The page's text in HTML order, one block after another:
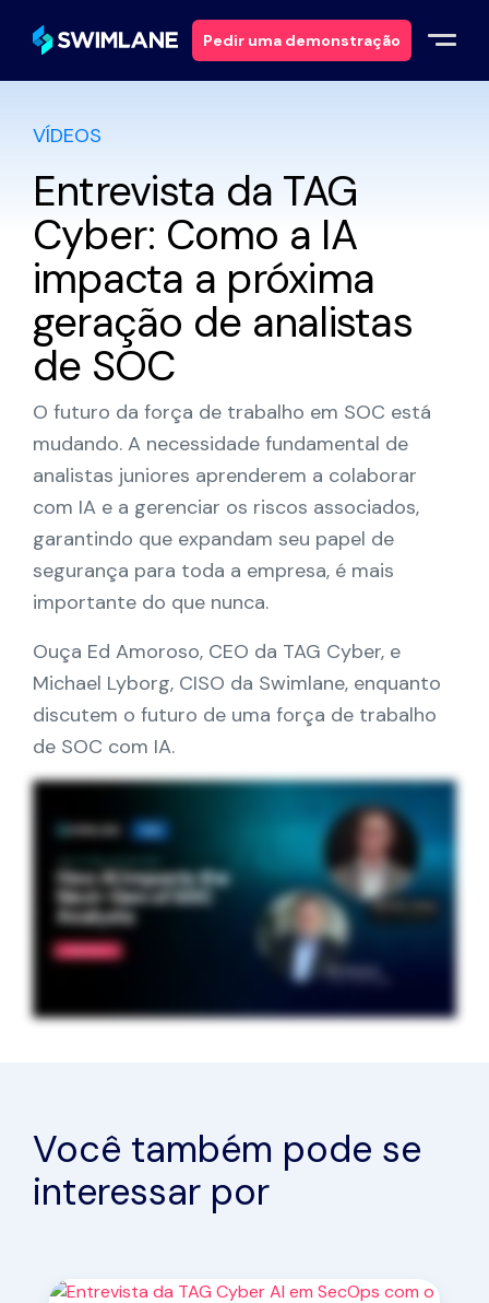
Pedir uma demonstração
Porquê a Swimlane
Soluções
Produtos
Serviços
Recursos
Sobre
Parceiros
Contacto
Apoio
Português
Pedir uma demonstração
VÍDEOS
Entrevista da TAG
Cyber: Como a IA
impacta a próxima
geração de analistas
de SOC
O futuro da força de trabalho em SOC está
mudando. A necessidade fundamental de
analistas juniores aprenderem a colaborar
com IA e a gerenciar os riscos associados,
garantindo que expandam seu papel de
segurança para toda a empresa, é mais
importante do que nunca.
Ouça Ed Amoroso, CEO da TAG Cyber, e
Michael Lyborg, CISO da Swimlane, enquanto
discutem o futuro de uma força de trabalho
de SOC com IA.
Você também pode se
interessar por